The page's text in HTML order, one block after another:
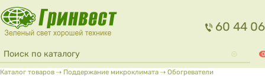
Перейти к основному содержанию
60 44 06
Форма поиска
Поиск 0
Вы здесь
Каталог товаров ⇢ Поддержание микроклимата ⇢ Обогреватели